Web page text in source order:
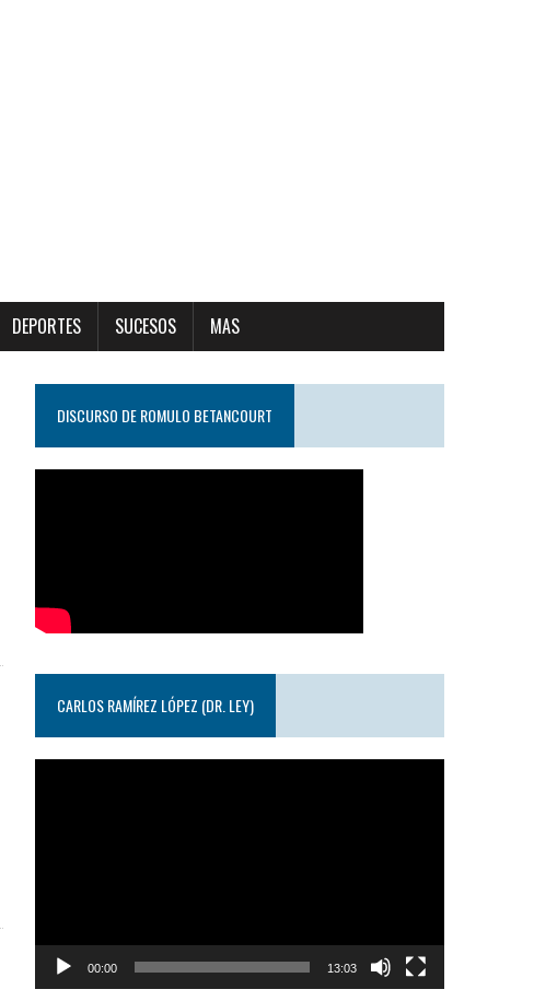
DEPORTES SUCESOS MAS
DISCURSO DE ROMULO BETANCOURT
CARLOS RAMÍREZ LÓPEZ (DR. LEY)
00:00 13:03